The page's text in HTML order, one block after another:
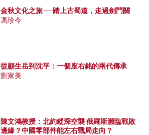
金秋文化之旅──踏上古蜀道，走過劍門關
馮珍今
從顧生岳到沈平：一個座右銘的兩代傳承
劉家美
陳文鴻教授：北約縱深空襲 俄羅斯瀕臨戰敗
邊緣？中國零部件能左右戰局走向？